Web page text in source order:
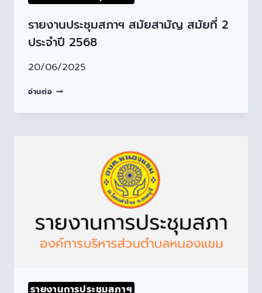
รายงานประชุมสภาฯ สมัยสามัญ สมัยที่ 2
ประจำปี 2568
20/06/2025
อ่านต่อ
รายงานการประชุมสภาฯ